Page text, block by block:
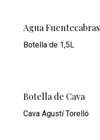
Agua Fuentecabras
Botella de 1,5L
Botella de Cava
Cava Agustí Torelló